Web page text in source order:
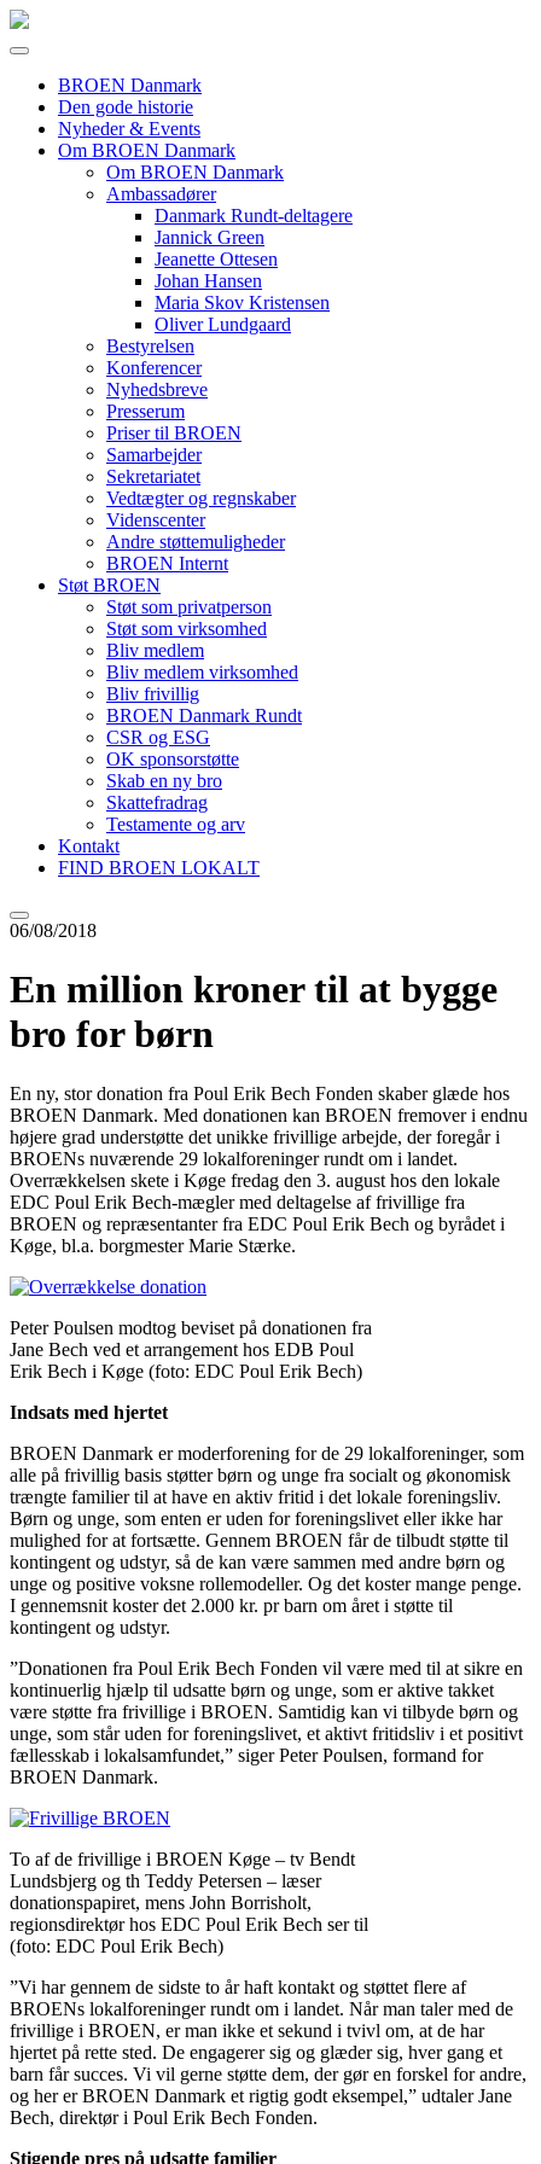
BROEN Danmark
Den gode historie
Nyheder & Events
Om BROEN Danmark
Om BROEN Danmark
Ambassadører
Danmark Rundt-deltagere
Jannick Green
Jeanette Ottesen
Johan Hansen
Maria Skov Kristensen
Oliver Lundgaard
Bestyrelsen
Konferencer
Nyhedsbreve
Presserum
Priser til BROEN
Samarbejder
Sekretariatet
Vedtægter og regnskaber
Videnscenter
Andre støttemuligheder
BROEN Internt
Støt BROEN
Støt som privatperson
Støt som virksomhed
Bliv medlem
Bliv medlem virksomhed
Bliv frivillig
BROEN Danmark Rundt
CSR og ESG
OK sponsorstøtte
Skab en ny bro
Skattefradrag
Testamente og arv
Kontakt
FIND BROEN LOKALT
06/08/2018
En million kroner til at bygge
bro for børn
En ny, stor donation fra Poul Erik Bech Fonden skaber glæde hos
BROEN Danmark. Med donationen kan BROEN fremover i endnu
højere grad understøtte det unikke frivillige arbejde, der foregår i
BROENs nuværende 29 lokalforeninger rundt om i landet.
Overrækkelsen skete i Køge fredag den 3. august hos den lokale
EDC Poul Erik Bech-mægler med deltagelse af frivillige fra
BROEN og repræsentanter fra EDC Poul Erik Bech og byrådet i
Køge, bl.a. borgmester Marie Stærke.
Peter Poulsen modtog beviset på donationen fra
Jane Bech ved et arrangement hos EDB Poul
Erik Bech i Køge (foto: EDC Poul Erik Bech)
Indsats med hjertet
BROEN Danmark er moderforening for de 29 lokalforeninger, som
alle på frivillig basis støtter børn og unge fra socialt og økonomisk
trængte familier til at have en aktiv fritid i det lokale foreningsliv.
Børn og unge, som enten er uden for foreningslivet eller ikke har
mulighed for at fortsætte. Gennem BROEN får de tilbudt støtte til
kontingent og udstyr, så de kan være sammen med andre børn og
unge og positive voksne rollemodeller. Og det koster mange penge.
I gennemsnit koster det 2.000 kr. pr barn om året i støtte til
kontingent og udstyr.
”Donationen fra Poul Erik Bech Fonden vil være med til at sikre en
kontinuerlig hjælp til udsatte børn og unge, som er aktive takket
være støtte fra frivillige i BROEN. Samtidig kan vi tilbyde børn og
unge, som står uden for foreningslivet, et aktivt fritidsliv i et positivt
fællesskab i lokalsamfundet,” siger Peter Poulsen, formand for
BROEN Danmark.
To af de frivillige i BROEN Køge – tv Bendt
Lundsbjerg og th Teddy Petersen – læser
donationspapiret, mens John Borrisholt,
regionsdirektør hos EDC Poul Erik Bech ser til
(foto: EDC Poul Erik Bech)
”Vi har gennem de sidste to år haft kontakt og støttet flere af
BROENs lokalforeninger rundt om i landet. Når man taler med de
frivillige i BROEN, er man ikke et sekund i tvivl om, at de har
hjertet på rette sted. De engagerer sig og glæder sig, hver gang et
barn får succes. Vi vil gerne støtte dem, der gør en forskel for andre,
og her er BROEN Danmark et rigtig godt eksempel,” udtaler Jane
Bech, direktør i Poul Erik Bech Fonden.
Stigende pres på udsatte familier